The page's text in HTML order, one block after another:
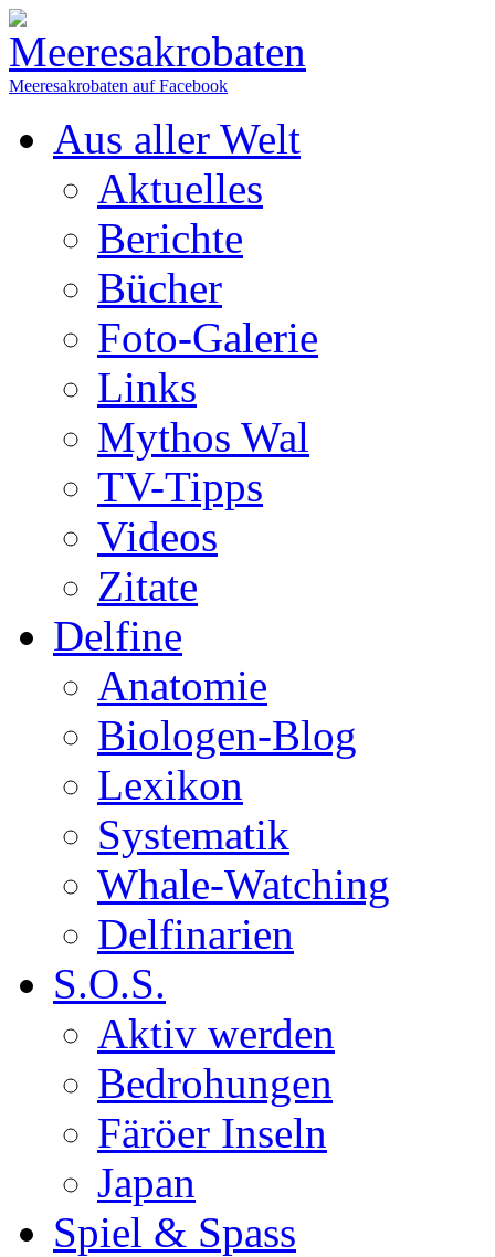
Meeresakrobaten auf Facebook
Aus aller Welt
Aktuelles
Berichte
Bücher
Foto-Galerie
Links
Mythos Wal
TV-Tipps
Videos
Zitate
Delfine
Anatomie
Biologen-Blog
Lexikon
Systematik
Whale-Watching
Delfinarien
S.O.S.
Aktiv werden
Bedrohungen
Färöer Inseln
Japan
Spiel & Spass